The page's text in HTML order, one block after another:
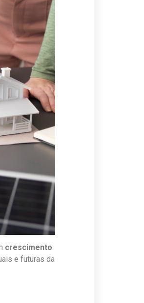
crescimento
e futuras da